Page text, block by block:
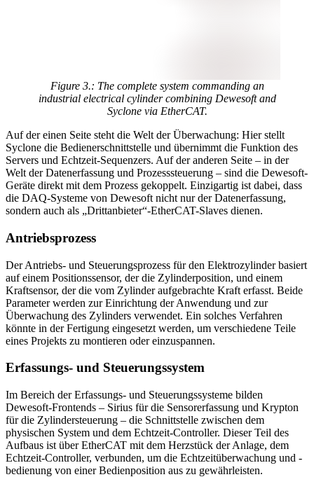
Figure 3.: The complete system commanding an
industrial electrical cylinder combining Dewesoft and
Syclone via EtherCAT.
Auf der einen Seite steht die Welt der Überwachung: Hier stellt
Syclone die Bedienerschnittstelle und übernimmt die Funktion des
Servers und Echtzeit-Sequenzers. Auf der anderen Seite – in der
Welt der Datenerfassung und Prozesssteuerung – sind die Dewesoft-
Geräte direkt mit dem Prozess gekoppelt. Einzigartig ist dabei, dass
die DAQ-Systeme von Dewesoft nicht nur der Datenerfassung,
sondern auch als „Drittanbieter“-EtherCAT-Slaves dienen.
Antriebsprozess
Der Antriebs- und Steuerungsprozess für den Elektrozylinder basiert
auf einem Positionssensor, der die Zylinderposition, und einem
Kraftsensor, der die vom Zylinder aufgebrachte Kraft erfasst. Beide
Parameter werden zur Einrichtung der Anwendung und zur
Überwachung des Zylinders verwendet. Ein solches Verfahren
könnte in der Fertigung eingesetzt werden, um verschiedene Teile
eines Projekts zu montieren oder einzuspannen.
Erfassungs- und Steuerungssystem
Im Bereich der Erfassungs- und Steuerungssysteme bilden
Dewesoft-Frontends – Sirius für die Sensorerfassung und Krypton
für die Zylindersteuerung – die Schnittstelle zwischen dem
physischen System und dem Echtzeit-Controller. Dieser Teil des
Aufbaus ist über EtherCAT mit dem Herzstück der Anlage, dem
Echtzeit-Controller, verbunden, um die Echtzeitüberwachung und -
bedienung von einer Bedienposition aus zu gewährleisten.